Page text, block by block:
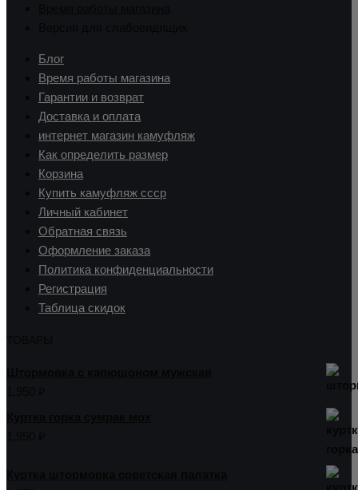
Блог
Время работы магазина
Гарантии и возврат
Доставка и оплата
интернет магазин камуфляж
Как определить размер
Корзина
Купить камуфляж ссср
Личный кабинет
Обратная связь
Оформление заказа
Политика конфиденциальности
Регистрация
Таблица скидок